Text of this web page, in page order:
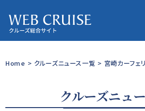
Home > クルーズニュース一覧 > 宮崎カーフェ
クルーズニュ